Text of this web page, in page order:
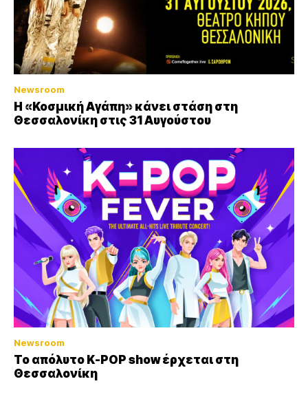
Newsroom
Η «Κοσμική Αγάπη» κάνει στάση στη
Θεσσαλονίκη στις 31 Αυγούστου
Newsroom
Το απόλυτο K-POP show έρχεται στη
Θεσσαλονίκη